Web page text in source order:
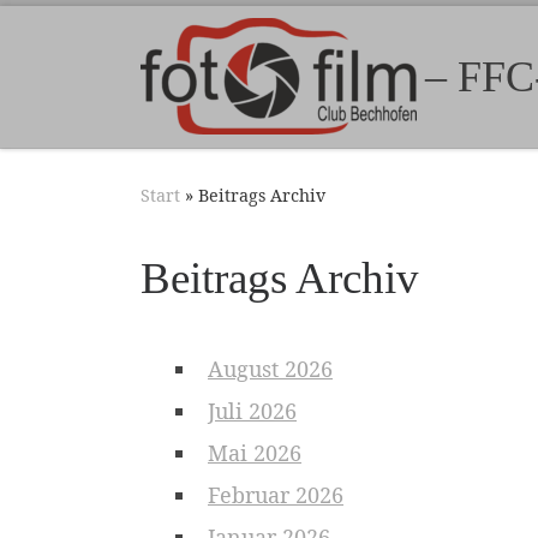
Zum Inhalt springen
–
Start » Beitrags Archiv
Beitrags Archiv
August 2026
Juli 2026
Mai 2026
Februar 2026